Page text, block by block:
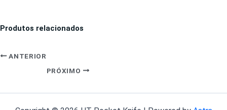
Produtos relacionados
ANTERIOR
PRÓXIMO